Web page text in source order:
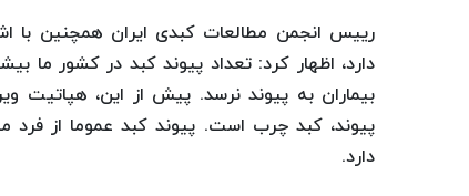
دارد، اظهار کرد: تعداد پیوند کبد در کشور ما
بیماران به پیوند نرسد. پیش از این، هپاتیت
پیوند، کبد چرب است. پیوند کبد عموما از
دارد.